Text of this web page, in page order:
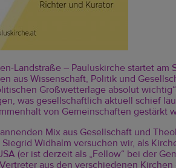
Landstraße – Pauluskirche startet
aus Wissenschaft, Politik und
Großwetterlage absolut
was gesellschaftlich aktuell schief
von Gemeinschaften gestärkt
Mix aus Gesellschaft und
Widhalm versuchen wir, als
(er ist derzeit als „Fellow“ bei der
aus den verschiedenen